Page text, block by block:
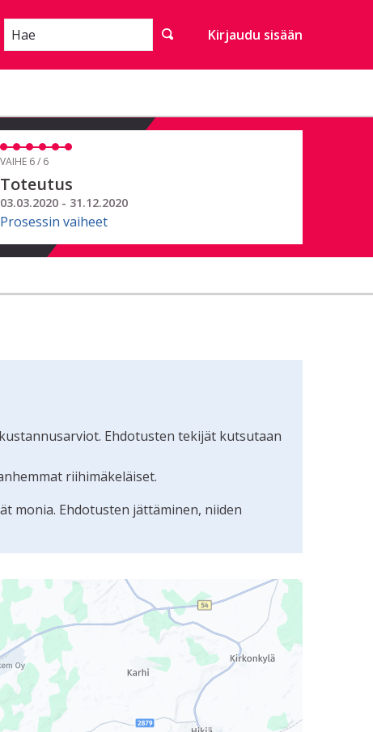
Hae Kirjaudu sisään
VAIHE 6 / 6
Toteutus
03.03.2020 - 31.12.2020
Prosessin vaiheet
Ehdotusten tekijät kutsutaan
riihimäkeläiset.
monia. Ehdotusten jättäminen, niiden
mutta se voi olla vaikeaselkoinen.